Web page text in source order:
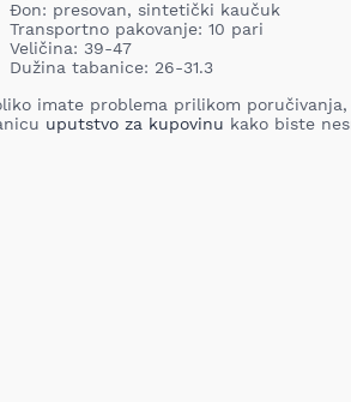
Đon: presovan, sintetički kaučuk
Transportno pakovanje: 10 pari
Veličina: 39-47
Dužina tabanice: 26-31.3
imate problema prilikom
uputstvo za kupovinu kako biste